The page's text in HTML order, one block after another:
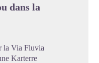
dans la
la Via Fluvia
Karterre